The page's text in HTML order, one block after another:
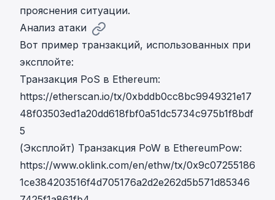
прояснения ситуации.
Анализ атаки
Вот пример транзакций, использованных при
эксплойте:
Транзакция PoS в Ethereum:
https://etherscan.io/tx/0xbddb0cc8bc9949321e17
48f03503ed1a20dd618fbf0a51dc5734c975b1f8bdf
5
(Эксплойт) Транзакция PoW в EthereumPow:
https://www.oklink.com/en/ethw/tx/0x9c07255186
1ce384203516f4d705176a2d2e262d5b571d85346